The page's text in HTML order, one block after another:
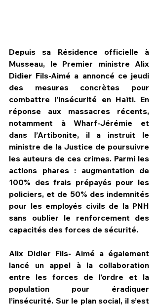
HPN Live
Depuis sa Résidence officielle à
Musseau, le Premier ministre Alix
Didier Fils-Aimé a annoncé ce jeudi
des mesures concrètes pour
combattre l’insécurité en Haïti. En
réponse aux massacres récents,
notamment à Wharf-Jérémie et
dans l’Artibonite, il a instruit le
ministre de la Justice de poursuivre
les auteurs de ces crimes. Parmi les
actions phares : augmentation de
100% des frais prépayés pour les
policiers, et de 50% des indemnités
pour les employés civils de la PNH
sans oublier le renforcement des
capacités des forces de sécurité.
Alix Didier Fils- Aimé a également
lancé un appel à la collaboration
entre les forces de l’ordre et la
population pour éradiquer
l’insécurité. Sur le plan social, il s’est